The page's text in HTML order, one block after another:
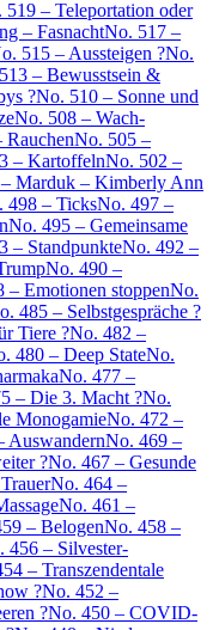
519 – Teleportation oder
– FasnachtNo. 517 –
515 – Aussteigen ?No.
– Bewusstsein &
?No. 510 – Sonne und
No. 508 – Wach-
RauchenNo. 505 –
– KartoffelnNo. 502 –
Marduk – Kimberly Ann
498 – TicksNo. 497 –
No. 495 – Gemeinsame
– StandpunkteNo. 492 –
No. 490 –
– Emotionen stoppenNo.
485 – Selbstgespräche ?
Tiere ?No. 482 –
480 – Deep StateNo.
No. 477 –
– Die 3. Macht ?No.
MonogamieNo. 472 –
AuswandernNo. 469 –
?No. 467 – Gesunde
No. 464 –
No. 461 –
– BelogenNo. 458 –
456 – Silvester-
– Transzendentale
?No. 452 –
?No. 450 – COVID-